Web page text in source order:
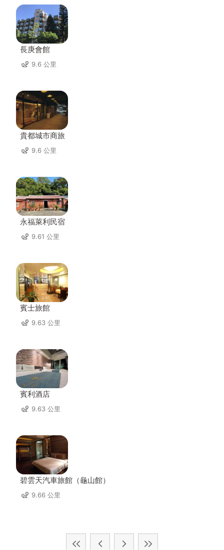
長庚會館
9.6 公里
貴都城市商旅
9.6 公里
永福萊利民宿
9.61 公里
賓士旅館
9.63 公里
賓利酒店
9.63 公里
碧雲天汽車旅館（龜山館）
9.66 公里